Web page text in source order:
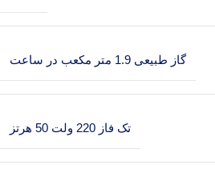
گاز طبیعی 1.9 متر مکعب در ساعت
تک فاز 220 ولت 50 هرتز